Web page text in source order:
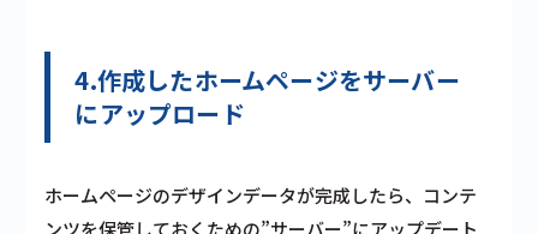
4.作成したホームページをサーバー
にアップロード
ホームページのデザインデータが完成したら、コンテ
ンツを保管しておくための”サーバー”にアップデート